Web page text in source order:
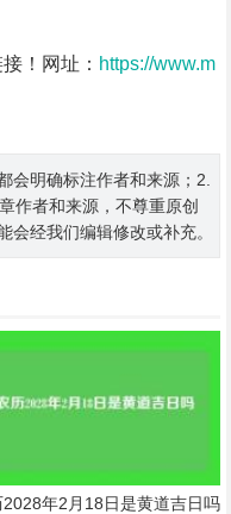
！网址： https://www.m
会明确标注作者和来源；2.
作者和来源，不尊重原创
会经我们编辑修改或补充。
2028年2月18日是黄道吉日吗